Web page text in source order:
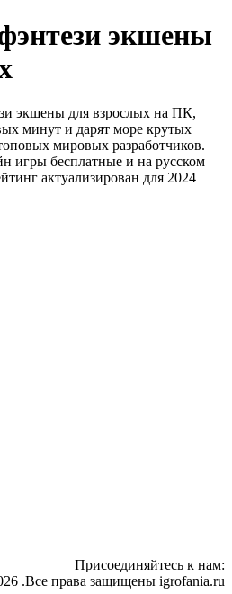
экшены
экшены для взрослых на ПК,
минут и дарят море крутых
мировых разработчиков.
игры бесплатные и на русском
актуализирован для 2024
Присоединяйтесь к нам:
.Все права защищены igrofania.ru